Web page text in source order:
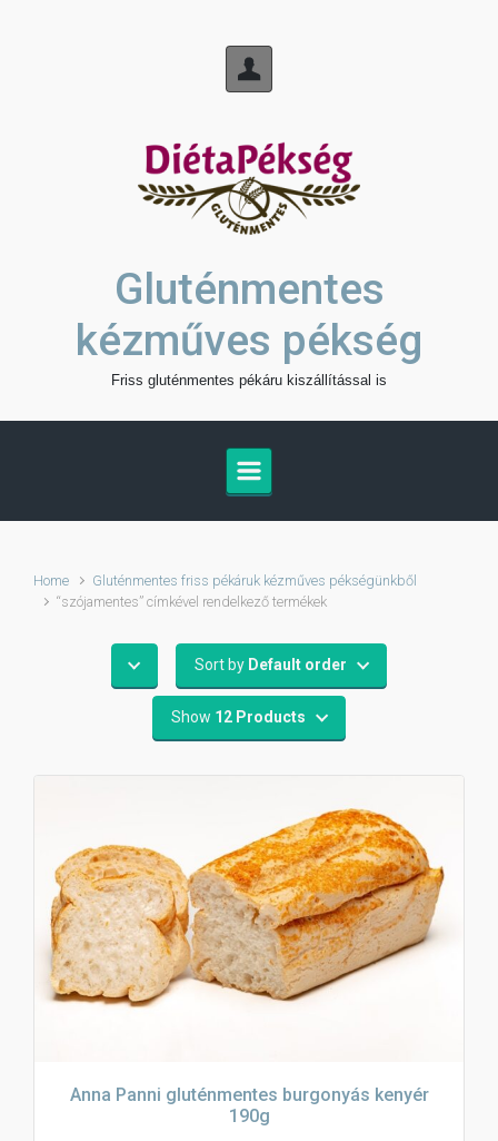
Gluténmentes
kézműves pékség
Friss gluténmentes pékáru kiszállítással is
Home
Gluténmentes friss pékáruk kézműves pékségünkből
“szójamentes” címkével rendelkező termékek
Sort by Default order
Show 12 Products
Anna Panni gluténmentes burgonyás kenyér
190g